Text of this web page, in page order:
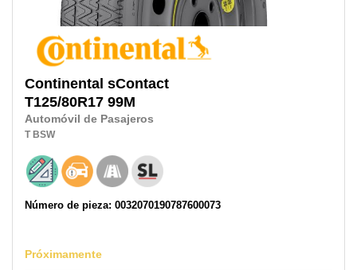
Continental sContact
T125/80R17 99M
Automóvil de Pasajeros
T BSW
Número de pieza: 0032070190787600073
Próximamente